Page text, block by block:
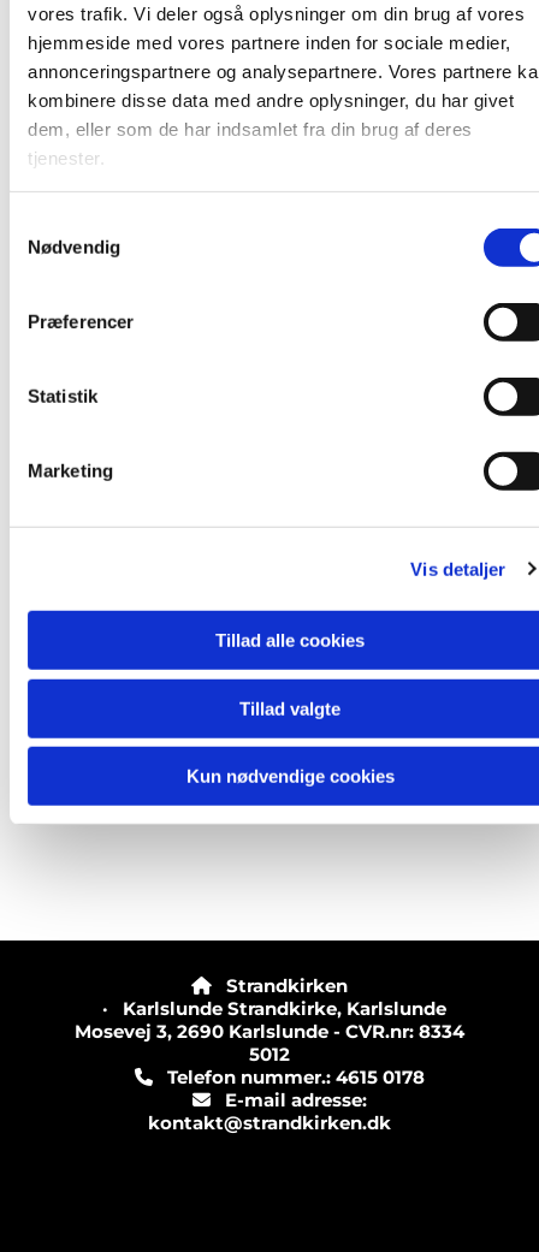
vores trafik. Vi deler også oplysninger om din brug af vores
hjemmeside med vores partnere inden for sociale medier,
annonceringspartnere og analysepartnere. Vores partnere
kombinere disse data med andre oplysninger, du har givet
dem, eller som de har indsamlet fra din brug af deres
tjenester.
Nødvendig
Præferencer
Statistik
Marketing
Vis detaljer
Tillad alle cookies
Tillad valgte
Kun nødvendige cookies
Velkommen i Karlslunde Strandkirke - en karismatisk
sognekirke, der er en del af Dansk Oases
menighedsnetværk. Vi har et stort børne- og
familiearbejde. Læs her:
https://www.strandkirken.dk/fa...
Du vil måske også kunne lide...

Strandkirken
· Karlslunde Strandkirke, Karlslunde
Mosevej 3, 2690 Karlslunde - CVR.nr: 8334
5012
Telefon nummer.: 4615 0178
E-mail adresse:
kontakt@strandkirken.dk